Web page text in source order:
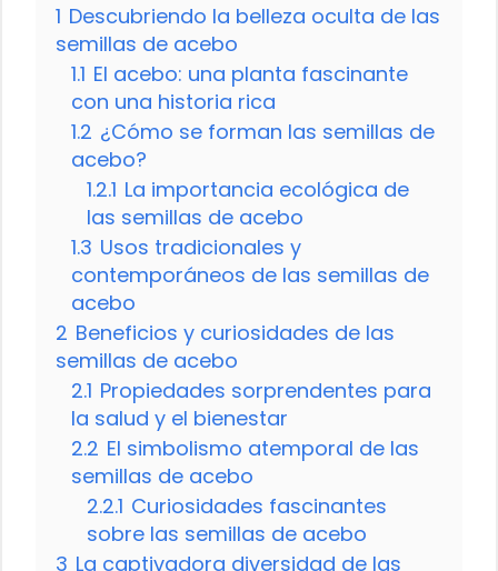
1 Descubriendo la belleza oculta de las
semillas de acebo
1.1 El acebo: una planta fascinante
con una historia rica
1.2 ¿Cómo se forman las semillas de
acebo?
1.2.1 La importancia ecológica de
las semillas de acebo
1.3 Usos tradicionales y
contemporáneos de las semillas de
acebo
2 Beneficios y curiosidades de las
semillas de acebo
2.1 Propiedades sorprendentes para
la salud y el bienestar
2.2 El simbolismo atemporal de las
semillas de acebo
2.2.1 Curiosidades fascinantes
sobre las semillas de acebo
3 La captivadora diversidad de las